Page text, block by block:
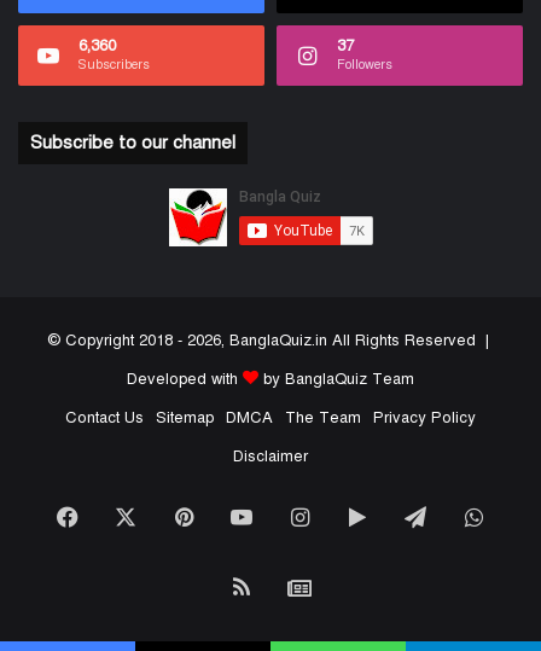
6,360
Subscribers
37
Followers
Subscribe to our channel
© Copyright 2018 - 2026, BanglaQuiz.in All Rights Reserved |
Developed with
by BanglaQuiz Team
Contact Us
Sitemap DMCA The Team
Privacy Policy
Disclaimer
Facebook PinterestYouTubeInstagram
GoogleTelegram
RSS Google
News